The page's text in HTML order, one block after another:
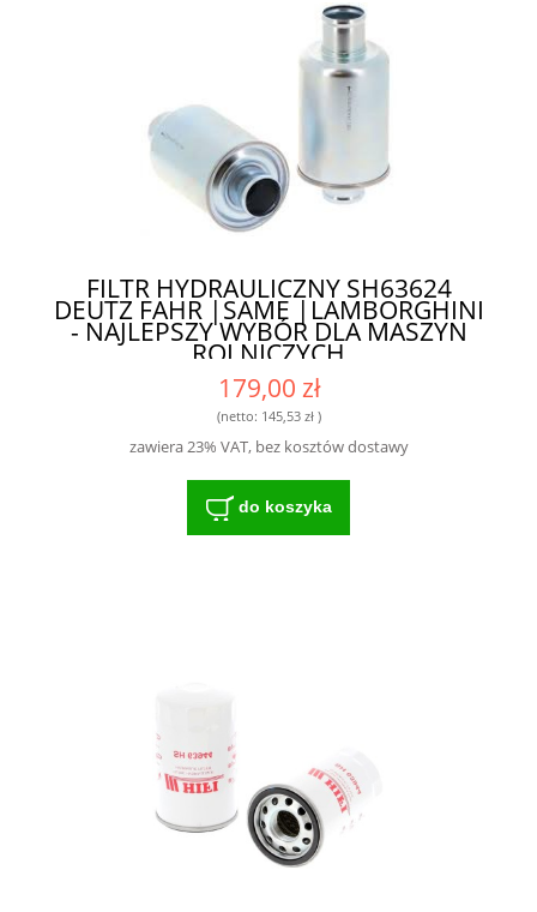
FILTR HYDRAULICZNY SH63624
DEUTZ FAHR |SAME |LAMBORGHINI
- NAJLEPSZY WYBÓR DLA MASZYN
ROLNICZYCH
179,00 zł
(netto: 145,53 zł)
zawiera 23% VAT, bez kosztów dostawy
do koszyka